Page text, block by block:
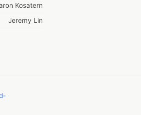
Kosatern
Jeremy Lin